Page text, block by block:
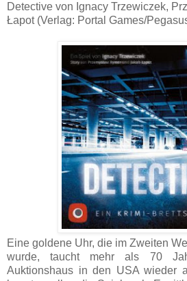
Detective von Ignacy Trzewiczek,
Łapot (Verlag: Portal Games/
Eine goldene Uhr, die im Zweiten
wurde, taucht mehr als 70
Auktionshaus in den USA wieder